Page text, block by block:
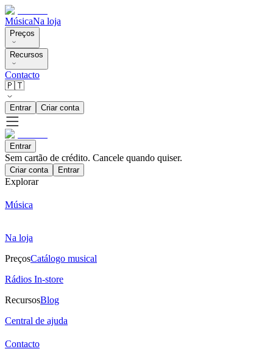
MúsicaNa loja
Preços
Recursos
Contacto
🇵🇹
Entrar Criar conta
Entrar
Sem cartão de crédito. Cancele quando quiser.
Criar conta Entrar
Explorar
Música
Na loja
PreçosCatálogo musical
Rádios In-store
RecursosBlog
Central de ajuda
Contacto